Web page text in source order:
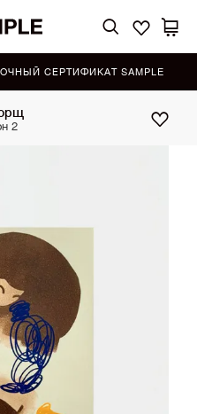
СЕРТИФИКАТ SAMPLE
2